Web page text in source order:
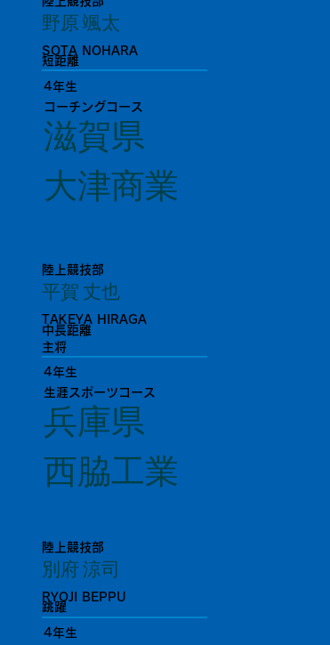
野原 颯太
SOTA NOHARA
短距離
4年生
コーチングコース
滋賀県
大津商業
陸上競技部
平賀 丈也
TAKEYA HIRAGA
中長距離
主将
4年生
生涯スポーツコース
兵庫県
西脇工業
陸上競技部
別府 涼司
RYOJI BEPPU
跳躍
4年生